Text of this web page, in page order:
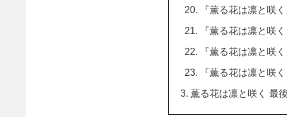
『薫る花は凛と咲
『薫る花は凛と咲
『薫る花は凛と咲
『薫る花は凛と咲
薫る花は凛と咲く 最